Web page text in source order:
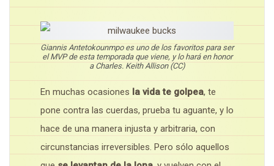
Giannis Antetokounmpo es uno de los favoritos para ser
el MVP de esta temporada que viene, y lo hará en honor
a Charles. Keith Allison (CC)
En muchas ocasiones la vida te golpea, te
pone contra las cuerdas, prueba tu aguante, y lo
hace de una manera injusta y arbitraria, con
circunstancias irreversibles. Pero sólo aquellos